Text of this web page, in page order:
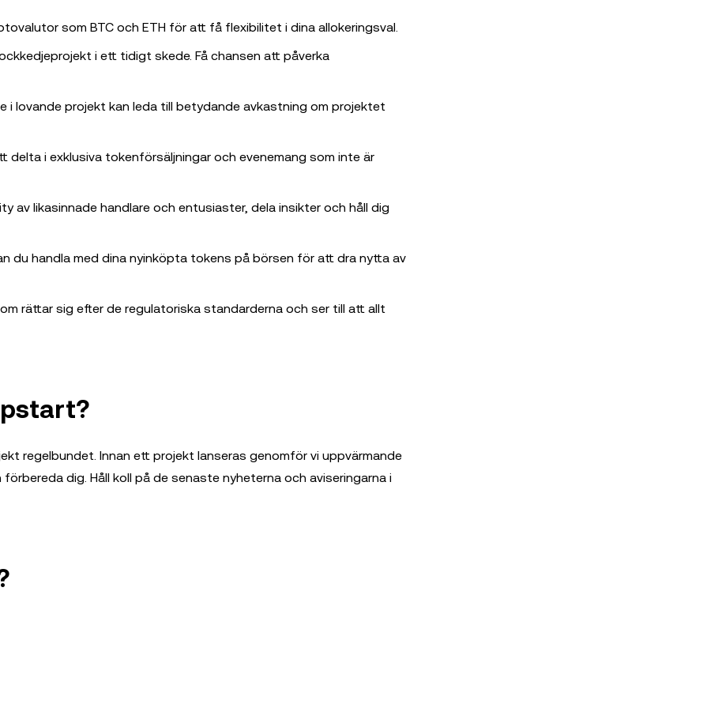
som BTC och ETH för att få flexibilitet i dina allokeringsval.
i ett tidigt skede. Få chansen att påverka
i lovande projekt kan leda till betydande avkastning om projektet
delta i exklusiva tokenförsäljningar och evenemang som inte är
av likasinnade handlare och entusiaster, dela insikter och håll dig
du handla med dina nyinköpta tokens på börsen för att dra nytta av
rättar sig efter de regulatoriska standarderna och ser till att allt
regelbundet. Innan ett projekt lanseras genomför vi uppvärmande
dig. Håll koll på de senaste nyheterna och aviseringarna i